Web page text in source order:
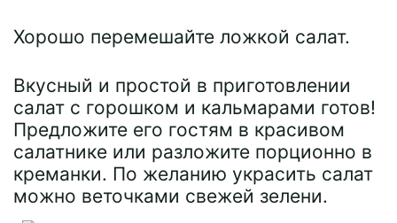
Хорошо перемешайте ложкой салат.
Вкусный и простой в приготовлении
салат с горошком и кальмарами готов!
Предложите его гостям в красивом
салатнике или разложите порционно в
креманки. По желанию украсить салат
можно веточками свежей зелени.